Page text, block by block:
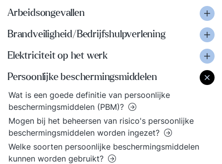
Arbeidsongevallen
Brandveiligheid/Bedrijfshulpverlening
Elektriciteit op het werk
Persoonlijke beschermingsmiddelen
Wat is een goede definitie van persoonlijke
beschermingsmiddelen (PBM)?
Mogen bij het beheersen van risico's persoonlijke
beschermingsmiddelen worden ingezet?
Welke soorten persoonlijke beschermingsmiddelen
kunnen worden gebruikt?